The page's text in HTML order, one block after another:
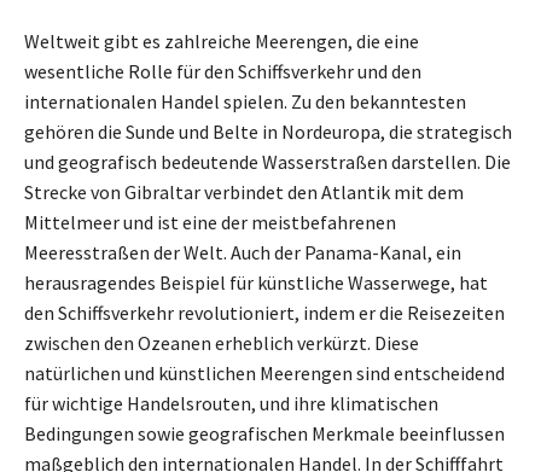
Weltweit gibt es zahlreiche Meerengen, die eine
wesentliche Rolle für den Schiffsverkehr und den
internationalen Handel spielen. Zu den bekanntesten
gehören die Sunde und Belte in Nordeuropa, die strategisch
und geografisch bedeutende Wasserstraßen darstellen. Die
Strecke von Gibraltar verbindet den Atlantik mit dem
Mittelmeer und ist eine der meistbefahrenen
Meeresstraßen der Welt. Auch der Panama-Kanal, ein
herausragendes Beispiel für künstliche Wasserwege, hat
den Schiffsverkehr revolutioniert, indem er die Reisezeiten
zwischen den Ozeanen erheblich verkürzt. Diese
natürlichen und künstlichen Meerengen sind entscheidend
für wichtige Handelsrouten, und ihre klimatischen
Bedingungen sowie geografischen Merkmale beeinflussen
maßgeblich den internationalen Handel. In der Schifffahrt